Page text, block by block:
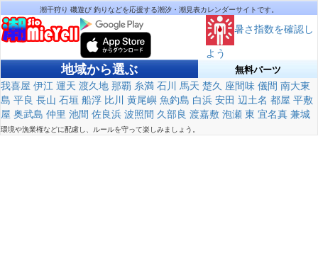
潮干狩り 磯遊び 釣りなどを応援する潮汐・潮見表カレンダーサイトです。
暑さ指数を確認し
よう
地域から選ぶ 無料パーツ
我喜屋 伊江 運天 渡久地 那覇 糸満 石川 馬天 楚久 座間味 儀間 南大東
島 平良 長山 石垣 船浮 比川 黄尾嶼 魚釣島 白浜 安田 辺土名 都屋 平敷
屋 奥武島 仲里 池間 佐良浜 波照間 久部良 渡嘉敷 泡瀬 東 宜名真 兼城
環境や漁業権などに配慮し、ルールを守って楽しみましょう。